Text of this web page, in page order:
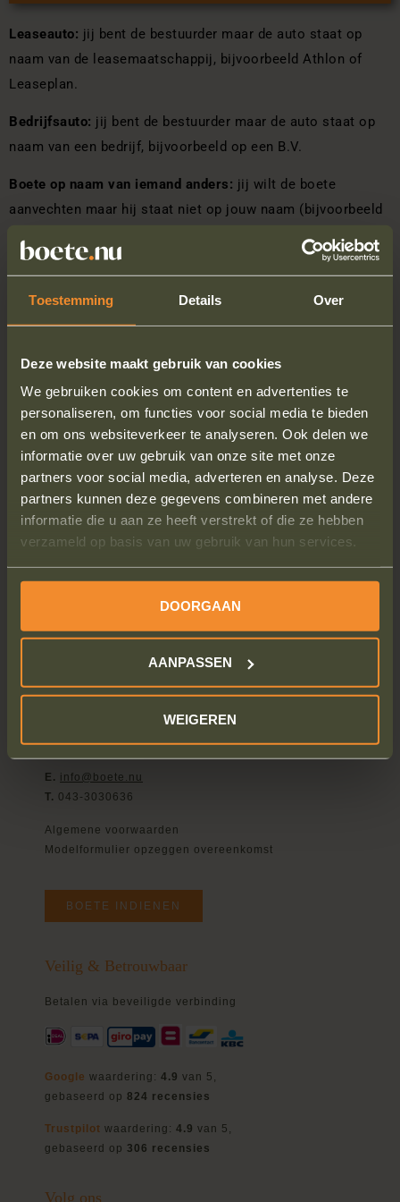
Toestemming Details Over
Deze website maakt gebruik van cookies
We gebruiken cookies om content en advertenties te
personaliseren, om functies voor social media te bieden
en om ons websiteverkeer te analyseren. Ook delen we
informatie over uw gebruik van onze site met onze
partners voor social media, adverteren en analyse. Deze
partners kunnen deze gegevens combineren met andere
informatie die u aan ze heeft verstrekt of die ze hebben
verzameld op basis van uw gebruik van hun services.
DOORGAAN
AANPASSEN
WEIGEREN
Leaseauto: jij bent de bestuurder maar de auto staat op
naam van de leasemaatschappij, bijvoorbeeld Athlon of
Leaseplan.
Bedrijfsauto: jij bent de bestuurder maar de auto staat op
naam van een bedrijf, bijvoorbeeld op een B.V.
Boete op naam van iemand anders: jij wilt de boete
aanvechten maar hij staat niet op jouw naam (bijvoorbeeld
CONTACT
BLOG
WERKWIJZE
WIST JE DAT
VEELGESTELDE VRAGEN
STRAFRECHT ADVOCAAT
VOORBEELD BEZWAAR VERKEERSBOETE
6211 AS Maastricht
E. info@boete.nu
T. 043-3030636
Algemene voorwaarden
Modelformulier opzeggen overeenkomst
BOETE INDIENEN
Veilig & Betrouwbaar
Betalen via beveiligde verbinding
Google waardering: 4.9 van 5,
gebaseerd op 824 recensies
Trustpilot waardering: 4.9 van 5,
gebaseerd op 306 recensies
Volg ons